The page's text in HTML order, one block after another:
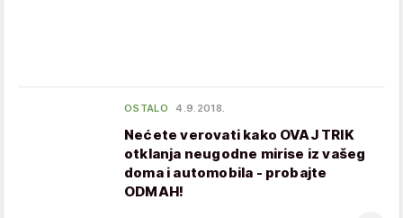
OSTALO 4.9.2018.
Nećete verovati kako OVAJ TRIK
otklanja neugodne mirise iz vašeg
doma i automobila - probajte
ODMAH!